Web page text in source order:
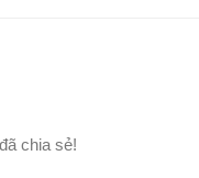
chia sẻ!